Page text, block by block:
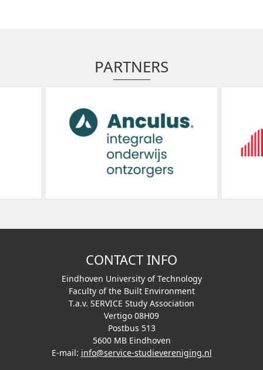
PARTNERS
CONTACT INFO
Eindhoven University of Technology
Faculty of the Built Environment
T.a.v. SERVICE Study Association
Vertigo 08H09
Postbus 513
5600 MB Eindhoven
E-mail: info@service-studievereniging.nl